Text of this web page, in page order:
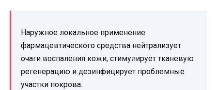
Наружное локальное применение
фармацевтического средства нейтрализует
очаги воспаления кожи, стимулирует тканевую
регенерацию и дезинфицирует проблемные
участки покрова.